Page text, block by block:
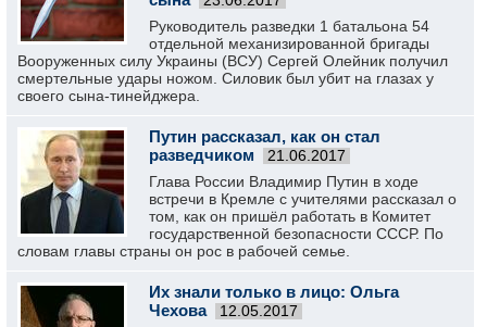
Руководитель разведки 1 батальона 54
отдельной механизированной бригады
Вооруженных силу Украины (ВСУ) Сергей Олейник получил
смертельные удары ножом. Силовик был убит на глазах у
своего сына-тинейджера.
Путин рассказал, как он стал
разведчиком
21.06.2017
Глава России Владимир Путин в ходе
встречи в Кремле с учителями рассказал о
том, как он пришёл работать в Комитет
государственной безопасности СССР. По
словам главы страны он рос в рабочей семье.
Их знали только в лицо: Ольга
Чехова
12.05.2017